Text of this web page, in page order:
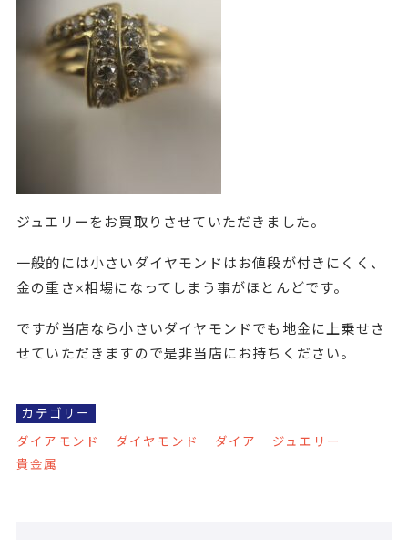
ジュエリーをお買取りさせていただきました。
一般的には小さいダイヤモンドはお値段が付きにくく、
金の重さ×相場になってしまう事がほとんどです。
ですが当店なら小さいダイヤモンドでも地金に上乗せさ
せていただきますので是非当店にお持ちください。
カテゴリー
ダイアモンド
ダイヤモンド ダイア
ジュエリー
貴金属